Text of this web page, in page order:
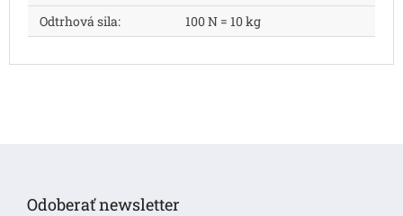
Odtrhová sila: 100 N = 10 kg
Odoberať newsletter